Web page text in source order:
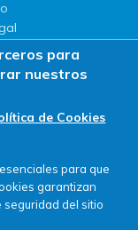
privacidad
Cookies
tienda
para
nuestros
de Cookies
para que
garantizan
del sitio